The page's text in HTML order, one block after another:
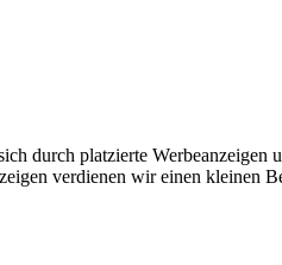
durch platzierte
verdienen wir einen kleinen